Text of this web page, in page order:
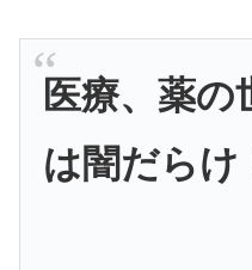
医療、薬の
は闇だらけ